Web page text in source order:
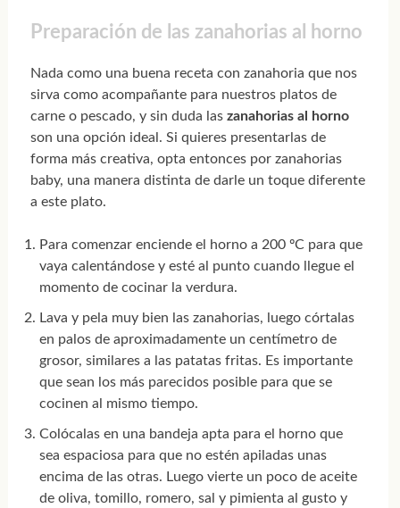
Preparación de las zanahorias al horno
Nada como una buena receta con zanahoria que nos
sirva como acompañante para nuestros platos de
carne o pescado, y sin duda las zanahorias al horno
son una opción ideal. Si quieres presentarlas de
forma más creativa, opta entonces por zanahorias
baby, una manera distinta de darle un toque diferente
a este plato.
Para comenzar enciende el horno a 200 ºC para que
vaya calentándose y esté al punto cuando llegue el
momento de cocinar la verdura.
Lava y pela muy bien las zanahorias, luego córtalas
en palos de aproximadamente un centímetro de
grosor, similares a las patatas fritas. Es importante
que sean los más parecidos posible para que se
cocinen al mismo tiempo.
Colócalas en una bandeja apta para el horno que
sea espaciosa para que no estén apiladas unas
encima de las otras. Luego vierte un poco de aceite
de oliva, tomillo, romero, sal y pimienta al gusto y